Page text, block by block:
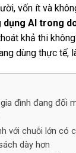
vốn ít và
dụng AI trong
khả thi
dùng thực tế,
đình đang đối
với chuỗi lớn có
dày hơn